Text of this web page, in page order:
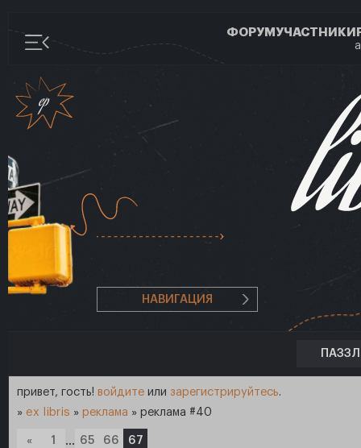
ФОРУМУЧАСТНИКИ
НАВИГАЦИЯ
привет, гость! войдите или зарегистрируйтесь.
» ex libris » реклама » реклама #40
« 1 … 65 66 67